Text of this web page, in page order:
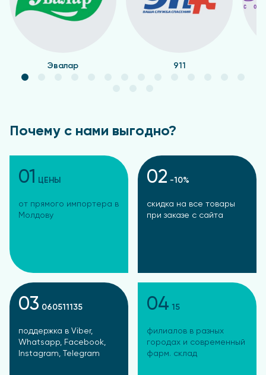
Эвалар 911
Почему с нами выгодно?
01 ЦЕНЫ
от прямого импортера в
Молдову
02 -10%
скидка на все товары
при заказе с сайта
03 060511135
поддержка в Viber,
Whatsapp, Facebook,
Instagram, Telegram
04 15
филиалов в разных
городах и современный
фарм. склад